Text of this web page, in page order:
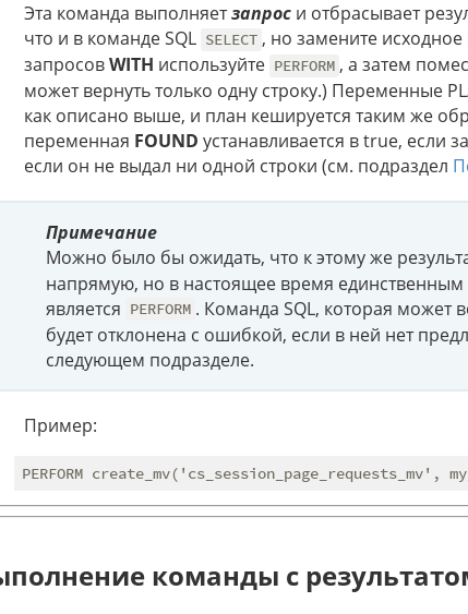
Эта команда выполняетзапрос и отбрасывает
что и в команде SQL SELECT , но замените
запросовWITH используйте PERFORM , а затем
может вернуть только одну строку.) Переменные
как описано выше, и план кешируется таким же
переменная FOUND устанавливается в true, если
если он не выдал ни одной строки (см. подраздел
Примечание
Можно было бы ожидать, что к этому же
напрямую, но в настоящее время
является PERFORM . Команда SQL, которая может
будет отклонена с ошибкой, если в ней нет
следующем подразделе.
Пример:
команды с